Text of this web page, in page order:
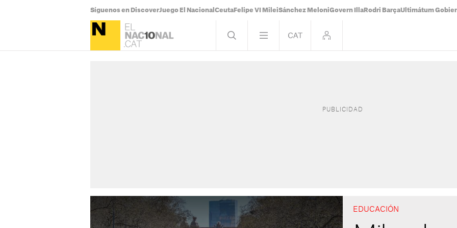
Síguenos en DiscoverJuego El Nacional Ceuta Felipe VI MileiSánchez MeloniGovern Illa Rodri BarçaUltimátum
EDUCACIÓN